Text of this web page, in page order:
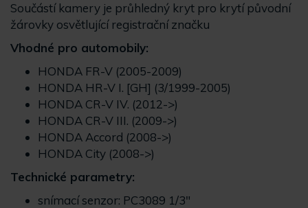
Součástí kamery je průhledný kryt pro krytí původní
žárovky osvětlující registrační značku
Vhodné pro automobily:
HONDA FR-V (2005-2009)
HONDA HR-V I. [GH] (3/1999-2005)
HONDA CR-V IV. (2012->)
HONDA CR-V III. (2009->)
HONDA Accord (2008->)
HONDA City (2008->)
Technické parametry:
snímací senzor: PC3089 1/3"